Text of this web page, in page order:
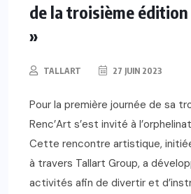
de la troisième édition
»
TALLART 27 JUIN 2023
Pour la première journée de sa
Renc’Art s’est invité à
Cette rencontre artistique,
à travers Tallart Group, a
activités afin de divertir et